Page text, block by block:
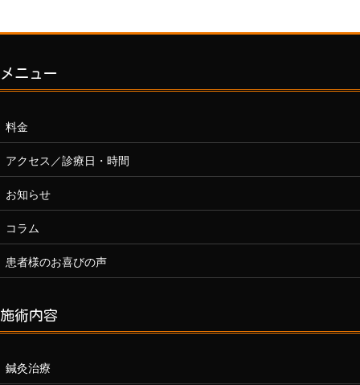
メニュー
料金
アクセス／診療日・時間
お知らせ
コラム
患者様のお喜びの声
施術内容
鍼灸治療